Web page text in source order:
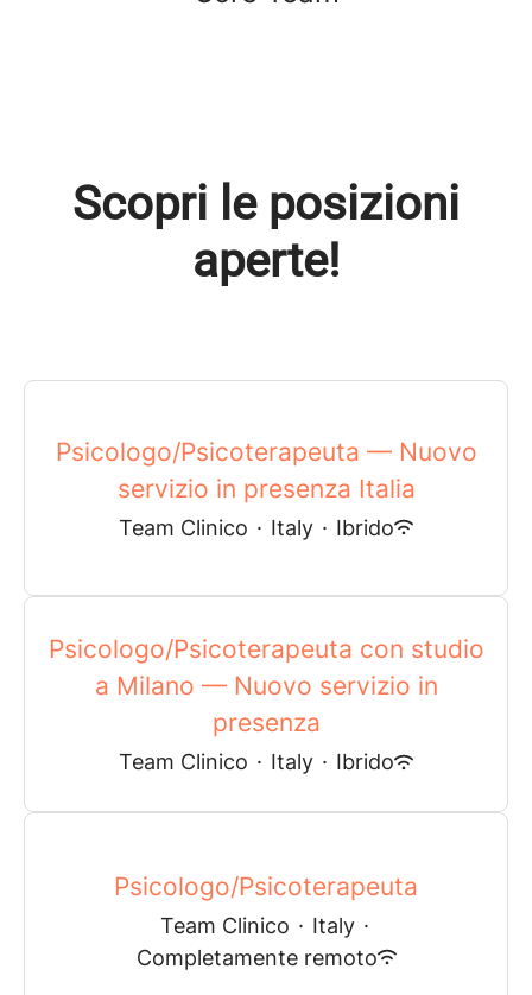
Scopri le posizioni
aperte!
Psicologo/Psicoterapeuta — Nuovo
servizio in presenza Italia
Team Clinico · Italy · Ibrido
Psicologo/Psicoterapeuta con studio
a Milano — Nuovo servizio in
presenza
Team Clinico · Italy · Ibrido
Psicologo/Psicoterapeuta
Team Clinico · Italy ·
Completamente remoto